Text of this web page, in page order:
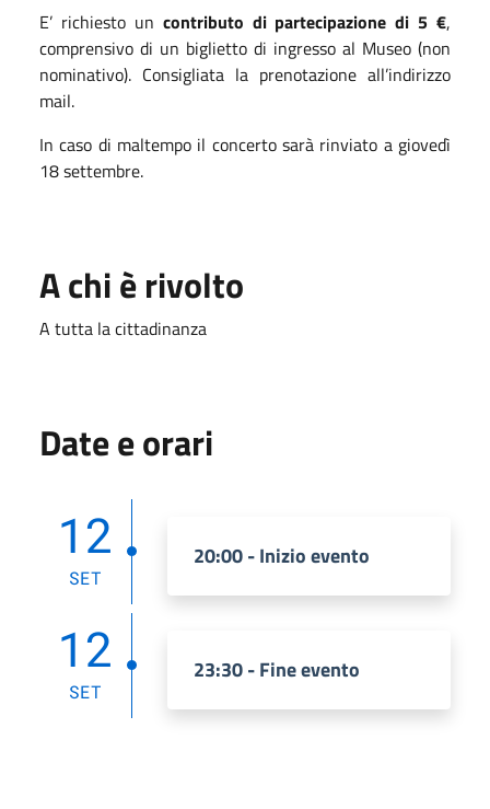
E’ richiesto un contributo di partecipazione di 5 €,
comprensivo di un biglietto di ingresso al Museo (non
nominativo). Consigliata la prenotazione all’indirizzo
mail.
In caso di maltempo il concerto sarà rinviato a giovedì
18 settembre.
A chi è rivolto
A tutta la cittadinanza
Date e orari
12
SET
20:00 - Inizio evento
12
SET
23:30 - Fine evento